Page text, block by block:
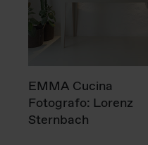
EMMA Cucina
Fotografo: Lorenz
Sternbach